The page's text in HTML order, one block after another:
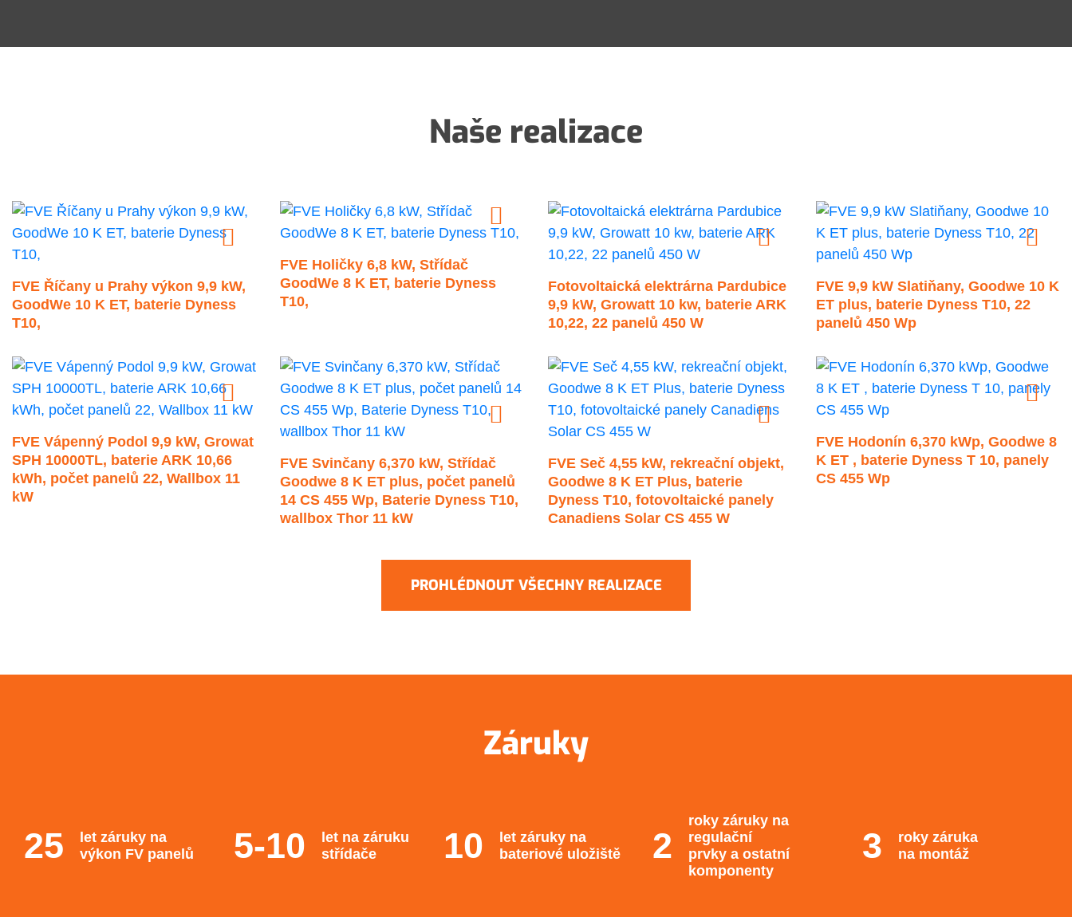
Naše realizace
FVE Říčany u Prahy výkon 9,9 kW,
GoodWe 10 K ET, baterie Dyness
T10,
FVE Holičky 6,8 kW, Střídač
GoodWe 8 K ET, baterie Dyness
T10,
Fotovoltaická elektrárna Pardubice
9,9 kW, Growatt 10 kw, baterie ARK
10,22, 22 panelů 450 W
FVE 9,9 kW Slatiňany, Goodwe 10 K
ET plus, baterie Dyness T10, 22
panelů 450 Wp
FVE Vápenný Podol 9,9 kW, Growat
SPH 10000TL, baterie ARK 10,66
kWh, počet panelů 22, Wallbox 11
kW
FVE Svinčany 6,370 kW, Střídač
Goodwe 8 K ET plus, počet panelů
14 CS 455 Wp, Baterie Dyness T10,
wallbox Thor 11 kW
FVE Seč 4,55 kW, rekreační objekt,
Goodwe 8 K ET Plus, baterie
Dyness T10, fotovoltaické panely
Canadiens Solar CS 455 W
FVE Hodonín 6,370 kWp, Goodwe 8
K ET , baterie Dyness T 10, panely
CS 455 Wp
PROHLÉDNOUT VŠECHNY REALIZACE
Záruky
let záruky na
výkon FV panelů
let na záruku
střídače
let záruky na
bateriové uložiště
roky záruky na
regulační
prvky a ostatní
komponenty
roky záruka
na montáž